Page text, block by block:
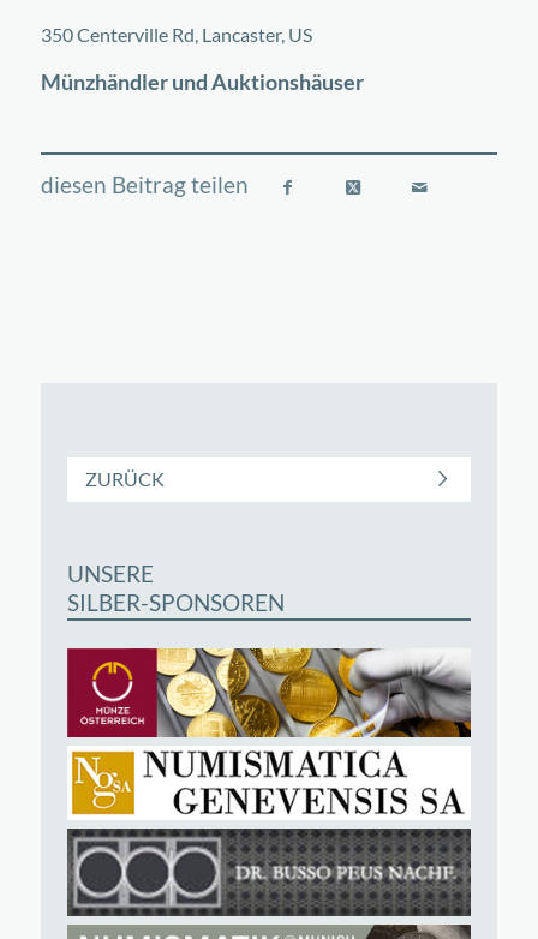
+
350 Centerville Rd, Lancaster, US
Münzhändler und Auktionshäuser
ZURÜCK
UNSERE
SILBER-SPONSOREN